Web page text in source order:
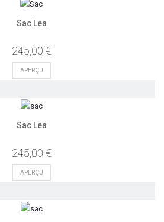
Sac Lea
245,00 €
APERÇU
Sac Lea
245,00 €
APERÇU